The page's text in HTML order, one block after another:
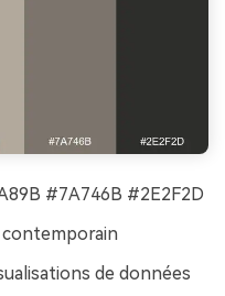
#7A746B #2E2F2D
contemporain
de données